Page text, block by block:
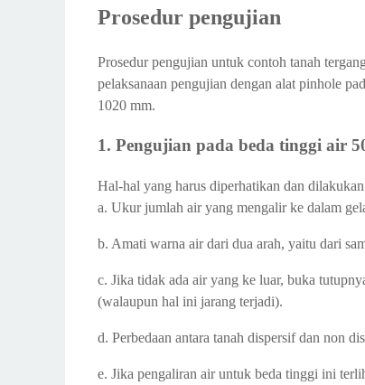
Prosedur pengujian
Prosedur pengujian untuk contoh tanah
pelaksanaan pengujian dengan alat pinhole
1020 mm.
1. Pengujian pada beda tinggi air
Hal-hal yang harus diperhatikan dan
a. Ukur jumlah air yang mengalir ke dalam
b. Amati warna air dari dua arah, yaitu dari
c. Jika tidak ada air yang ke luar, buka
(walaupun hal ini jarang terjadi).
d. Perbedaan antara tanah dispersif dan non
e. Jika pengaliran air untuk beda tinggi ini